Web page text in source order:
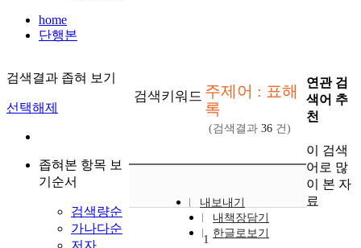
home
단행본
검색결과 좁혀 보기
선택해제
좁혀본 항목 보
기순서
검색량순
가나다순
검색키워드 주제어 : 표해
록
(검색결과 36 건)
내보내기
내책장담기
한글로보기
1
연관 검
색어 추
천
이 검색
어로 많
이 본 자
료